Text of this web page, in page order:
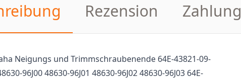
Rezension Zahlung
Neigungs und Trimmschraubenende 64E-43821-09-
96J00 48630-96J01 48630-96J02 48630-96J03 64E-